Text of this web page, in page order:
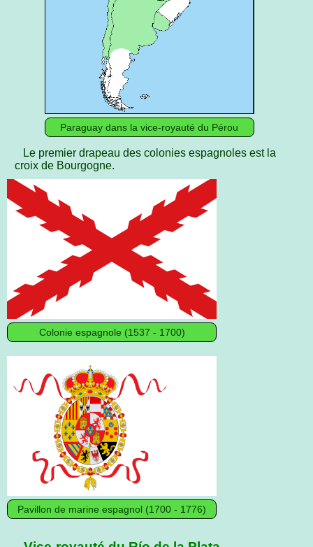
Paraguay dans la vice-royauté du Pérou
Le premier drapeau des colonies espagnoles est la
croix de Bourgogne.
Colonie espagnole (1537 - 1700)
Pavillon de marine espagnol (1700 - 1776)